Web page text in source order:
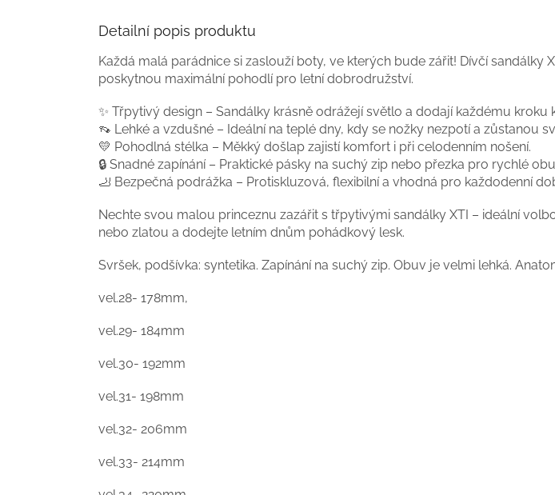
Detailní popis produktu
Každá malá parádnice si zaslouží boty, ve kterých bude zářit! Dívčí
poskytnou maximální pohodlí pro letní dobrodružství.
✨ Třpytivý design – Sandálky krásně odrážejí světlo a dodají každému kroku
👡 Lehké a vzdušné – Ideální na teplé dny, kdy se nožky nezpotí a zůstanou
💛 Pohodlná stélka – Měkký došlap zajistí komfort i při celodenním nošení.
🔒 Snadné zapínání – Praktické pásky na suchý zip nebo přezka pro rychlé
🦶 Bezpečná podrážka – Protiskluzová, flexibilní a vhodná pro každodenní
Nechte svou malou princeznu zazářit s třpytivými sandálky XTI – ideální
nebo zlatou a dodejte letním dnům pohádkový lesk.
Svršek, podšívka: syntetika. Zapínání na suchý zip. Obuv je velmi lehká.
vel.28- 178mm,
vel.29- 184mm
vel.30- 192mm
vel.31- 198mm
vel.32- 206mm
vel.33- 214mm